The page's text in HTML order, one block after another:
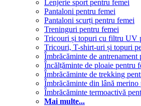
Lenjerie sport pentru femei
Pantaloni pentru femei
Pantaloni scurți pentru femei
Treninguri pentru femei
Tricouri și topuri cu filtru UV
Tricouri, T-shirt-uri și topuri
Îmbrăcăminte de antrenament
Încălțăminte de ploaie pentru
Îmbrăcăminte de trekking
Îmbrăcăminte din lână merino
Îmbrăcăminte termoactivă
Mai multe...